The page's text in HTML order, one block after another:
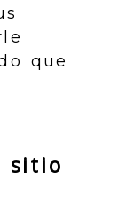
que
sitio